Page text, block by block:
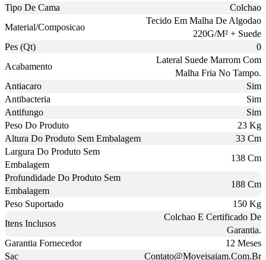
Tipo De Cama
Colchao
Material/Composicao
Tecido Em Malha De Algodao
220G/M² + Suede
Pes (Qt)
0
Acabamento
Lateral Suede Marrom Com
Malha Fria No Tampo.
Antiacaro
Sim
Antibacteria
Sim
Antifungo
Sim
Peso Do Produto
23 Kg
Altura Do Produto Sem Embalagem
33 Cm
Largura Do Produto Sem
Embalagem
138 Cm
Profundidade Do Produto Sem
Embalagem
188 Cm
Peso Suportado
150 Kg
Itens Inclusos
Colchao E Certificado De
Garantia.
Garantia Fornecedor
12 Meses
Sac
Contato@Moveisaiam.Com.Br